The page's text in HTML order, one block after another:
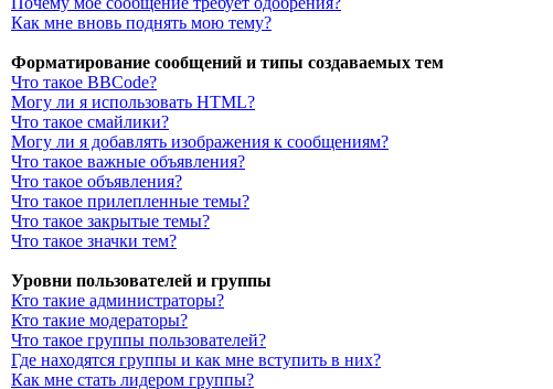
Как мне вновь поднять мою тему?
Форматирование сообщений и типы создаваемых тем
Что такое BBCode?
Могу ли я использовать HTML?
Что такое смайлики?
Могу ли я добавлять изображения к сообщениям?
Что такое важные объявления?
Что такое объявления?
Что такое прилепленные темы?
Что такое закрытые темы?
Что такое значки тем?
Уровни пользователей и группы
Кто такие администраторы?
Кто такие модераторы?
Что такое группы пользователей?
Где находятся группы и как мне вступить в них?
Как мне стать лидером группы?